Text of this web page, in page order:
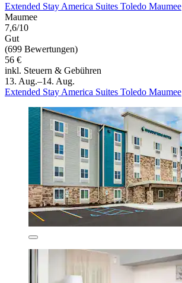
Extended Stay America Suites Toledo Maumee
Maumee
7,6/10
Gut
(699 Bewertungen)
56 €
inkl. Steuern & Gebühren
13. Aug.–14. Aug.
Extended Stay America Suites Toledo Maumee